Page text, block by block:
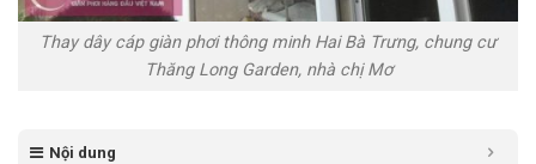
Thay dây cáp giàn phơi thông minh Hai Bà Trưng, chung cư
Thăng Long Garden, nhà chị Mơ
Nội dung